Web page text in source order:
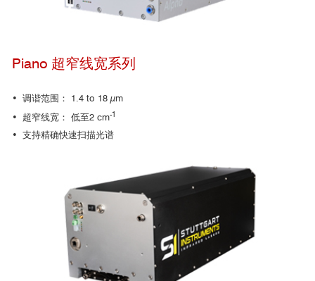
Piano 超窄线宽系列
• 调谐范围： 1.4 to 18 µm
• 超窄线宽： 低至2 cm-1
• 支持精确快速扫描光谱
AIP Advances
• University of Maryland (UMD)
• Johannes Kepler University Linz(JKU)
• Pennsylvania State University (Penn State)
• German Aerospace Center(DLR)
• Vrije Universiteit Amsterdam, Netherlands
• University of G1asgow, UK